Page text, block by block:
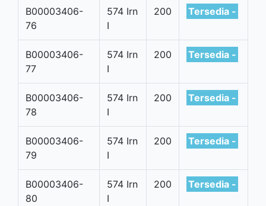
B00003406-
76
574 Irn
I
200 Tersedia -
B00003406-
77
574 Irn
I
200 Tersedia -
B00003406-
78
574 Irn
I
200 Tersedia -
B00003406-
79
574 Irn
I
200 Tersedia -
B00003406-
80
574 Irn
I
200 Tersedia -